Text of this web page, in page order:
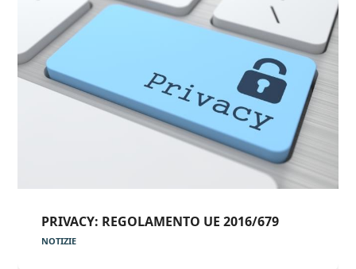
PRIVACY: REGOLAMENTO UE 2016/679
NOTIZIE